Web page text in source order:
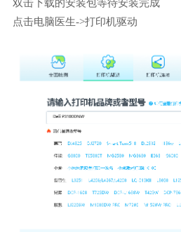
双击下载的安装包等待安装完成
点击电脑医生->打印机驱动